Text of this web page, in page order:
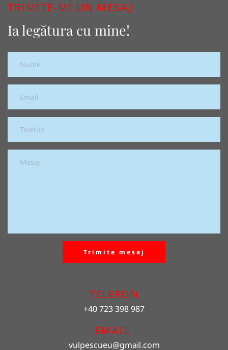
TRIMITE-MI UN MESAJ
Ia legătura cu mine!
Trimite mesaj
TELEFON
+40 723 398 987
EMAIL
vulpescueu@gmail.com